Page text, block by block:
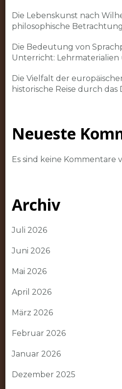
Die Lebenskunst nach
philosophische Betrachtung
Die Bedeutung von
Unterricht: Lehrmaterialien
Die Vielfalt der
historische Reise durch das
Neueste
Es sind keine Kommentare
Archiv
Juli 2026
Juni 2026
Mai 2026
April 2026
März 2026
Februar 2026
Januar 2026
Dezember 2025